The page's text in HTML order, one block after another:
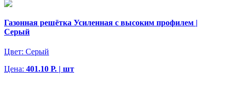
Газонная решётка Усиленная с высоким профилем |
Серый
Цвет: Серый
Цена: 401.10 Р. | шт